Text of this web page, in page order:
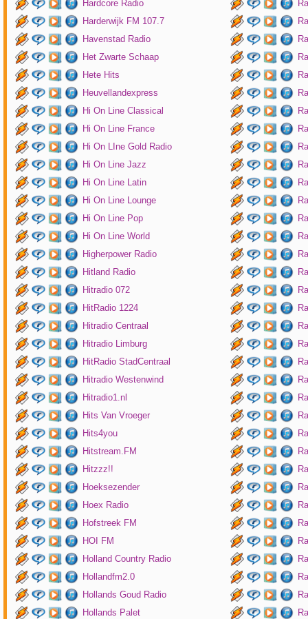
Hardcore Radio
Harderwijk FM 107.7
Havenstad Radio
Het Zwarte Schaap
Hete Hits
Heuvellandexpress
Hi On Line Classical
Hi On Line France
Hi On LIne Gold Radio
Hi On Line Jazz
Hi On Line Latin
Hi On Line Lounge
Hi On Line Pop
Hi On Line World
Higherpower Radio
Hitland Radio
Hitradio 072
HitRadio 1224
Hitradio Centraal
Hitradio Limburg
HitRadio StadCentraal
Hitradio Westenwind
Hitradio1.nl
Hits Van Vroeger
Hits4you
Hitstream.FM
Hitzzz!!
Hoeksezender
Hoex Radio
Hofstreek FM
HOI FM
Holland Country Radio
Hollandfm2.0
Hollands Goud Radio
Hollands Palet